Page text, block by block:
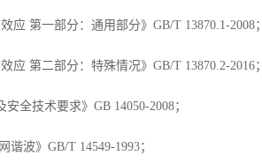
应 第一部分：通用部分》GB/T 13870.1-2008；
应 第二部分：特殊情况》GB/T 13870.2-2016；
全技术要求》GB 14050-2008；
谐波》GB/T 14549-1993；